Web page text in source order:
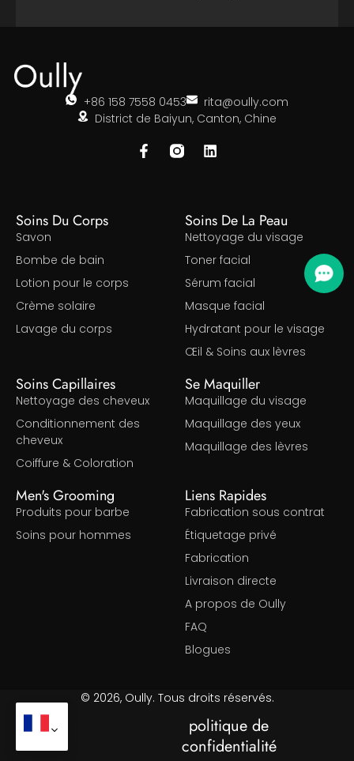
+86 158 7558 0453
rita@oully.com
District de Baiyun, Canton, Chine
Soins Du Corps
Savon
Bombe de bain
Lotion pour le corps
Crème solaire
Lavage du corps
Soins De La Peau
Nettoyage du visage
Toner facial
Sérum facial
Masque facial
Hydratant pour le visage
Œil & Soins aux lèvres
Soins Capillaires
Nettoyage des cheveux
Conditionnement des
cheveux
Coiffure & Coloration
Se Maquiller
Maquillage du visage
Maquillage des yeux
Maquillage des lèvres
Men's Grooming
Produits pour barbe
Soins pour hommes
Liens Rapides
Fabrication sous contrat
Étiquetage privé
Fabrication
Livraison directe
A propos de Oully
FAQ
Blogues
© 2026, Oully. Tous droits réservés.
politique de
confidentialité